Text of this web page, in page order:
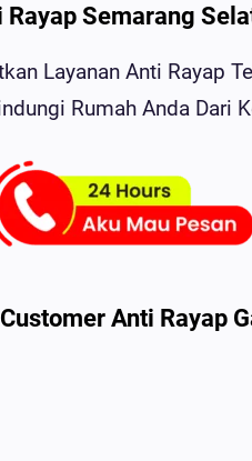
Semarang
Layanan Anti Rayap
Rumah Anda Dari
Anti Rayap